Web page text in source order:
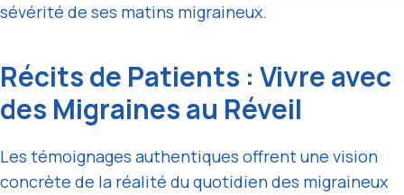
sévérité de ses matins migraineux.
Récits de Patients : Vivre avec
des Migraines au Réveil
Les témoignages authentiques offrent une vision
concrète de la réalité du quotidien des migraineux